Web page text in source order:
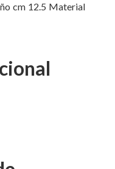
cm 12.5 Material